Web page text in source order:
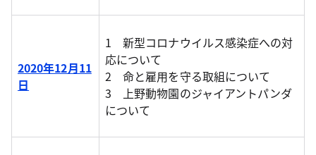
2020年12月11
日
1 新型コロナウイルス感染症への対
応について
2 命と雇用を守る取組について
3 上野動物園のジャイアントパンダ
について